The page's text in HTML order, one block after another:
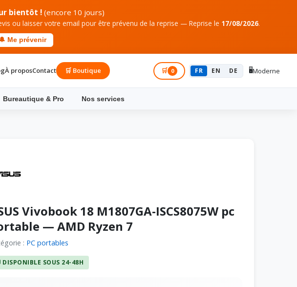
bientôt !(encore 10 jours)
ou laisser votre email pour être prévenu de la reprise — Reprise le 17/08/2026.
Me prévenir
À proposContact 🛒 Boutique 🛒 0 FR EN DE 🖥️Moderne
Bureautique & Pro Nos services
Vivobook 18 M1807GA-ISCS8075W pc
— AMD Ryzen 7
: PC portables
DISPONIBLE SOUS 24-48H